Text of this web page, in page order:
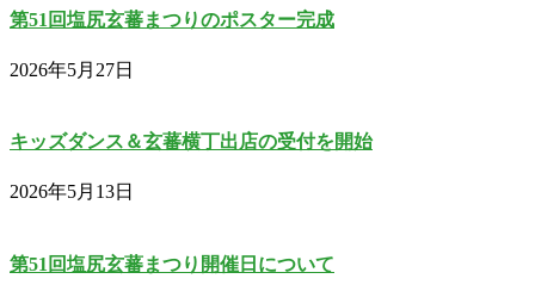
第51回塩尻玄蕃まつりのポスター完成
2026年5月27日
キッズダンス＆玄蕃横丁出店の受付を開始
2026年5月13日
第51回塩尻玄蕃まつり開催日について